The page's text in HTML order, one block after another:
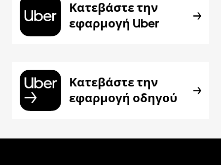
Κατεβάστε την
εφαρμογή Uber
Κατεβάστε την
εφαρμογή οδηγού